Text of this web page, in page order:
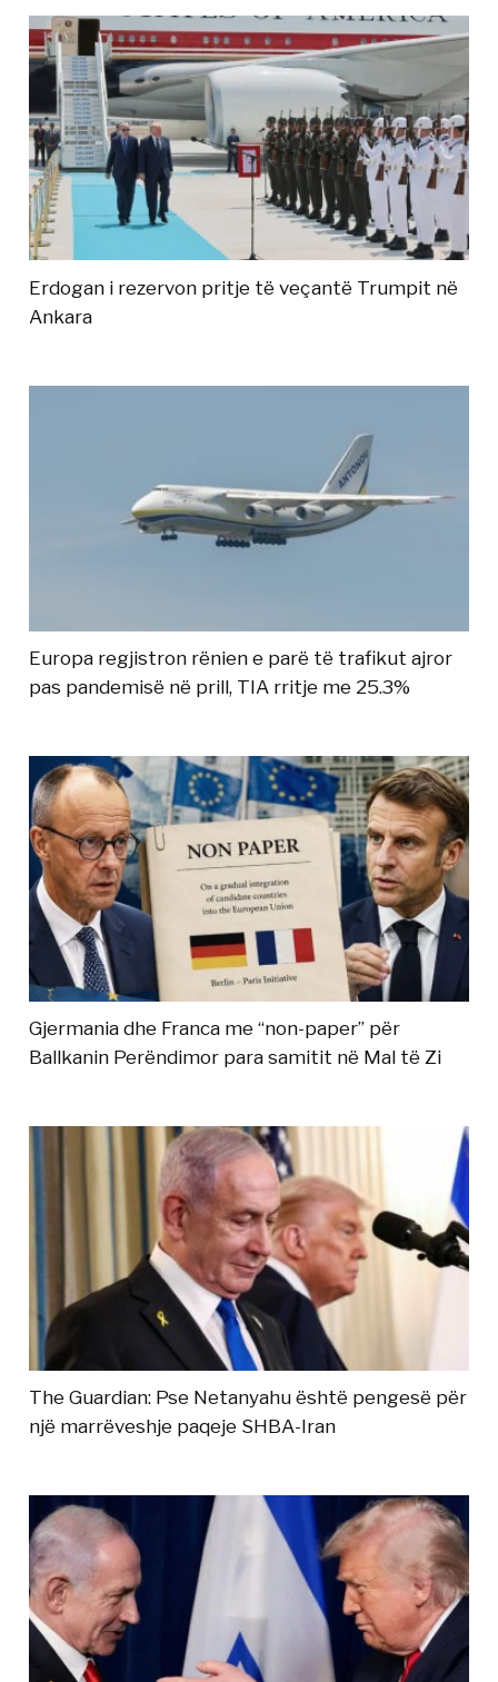
Erdogan i rezervon pritje të veçantë Trumpit në
Ankara
Europa regjistron rënien e parë të trafikut ajror
pas pandemisë në prill, TIA rritje me 25.3%
Gjermania dhe Franca me “non-paper” për
Ballkanin Perëndimor para samitit në Mal të Zi
The Guardian: Pse Netanyahu është pengesë për
një marrëveshje paqeje SHBA-Iran